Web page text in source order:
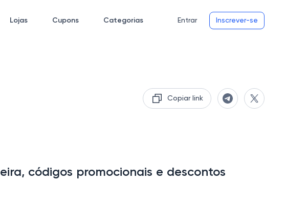
Lojas Cupons Categorias Entrar Inscrever-se
Copiar link
códigos promocionais e descontos